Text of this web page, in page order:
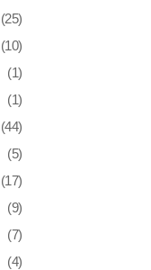
(25)
(10)
(1)
(1)
(44)
(5)
(17)
(9)
(7)
(4)